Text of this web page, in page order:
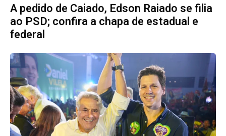
A pedido de Caiado, Edson Raiado se filia
ao PSD; confira a chapa de estadual e
federal